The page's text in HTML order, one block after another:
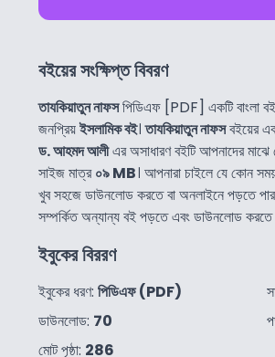
বইয়ের সংক্ষিপ্ত বিবরণ
তাযকিয়াতুন নাফসপিডিএফ [PDF] একটি বাংলা
জনপ্রিয়ইসলামিক বই।তাযকিয়াতুন নাফসবইয়ের
ড. আহমদ আলীএর অসাধারণ বইটি আপনাদের মাঝে
সাইজ মাত্র০৯ MB। আপনারা চাইলে যে কোন
খুব সহজে ডাউনলোড করতে বা অনলাইনে পড়তে
সম্পর্কিত অন্যান্য বই পড়তে এবং ডাউনলোড করতে
ইবুকের বিররণ
ইবুকের ধরণ: পিডিএফ (PDF)
ডাউনলোড: 70
মোট পৃষ্ঠা: 286